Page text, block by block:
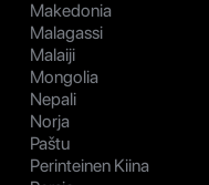
Makedonia
Malagassi
Malaiji
Mongolia
Nepali
Norja
Paštu
Perinteinen Kiina